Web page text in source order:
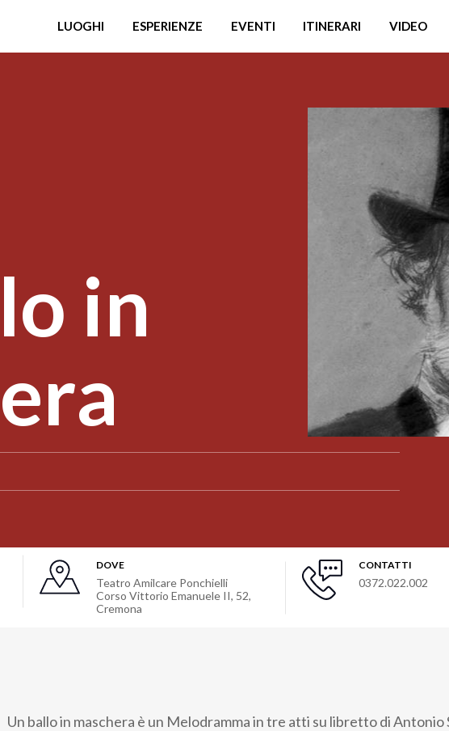
LUOGHI ESPERIENZE EVENTI ITINERARI VIDEO
in
DOVE
Teatro Amilcare Ponchielli
Corso Vittorio Emanuele II, 52,
Cremona
CONTATTI
0372.022.002
Un ballo in maschera è un Melodramma in tre atti su libretto di Antonio